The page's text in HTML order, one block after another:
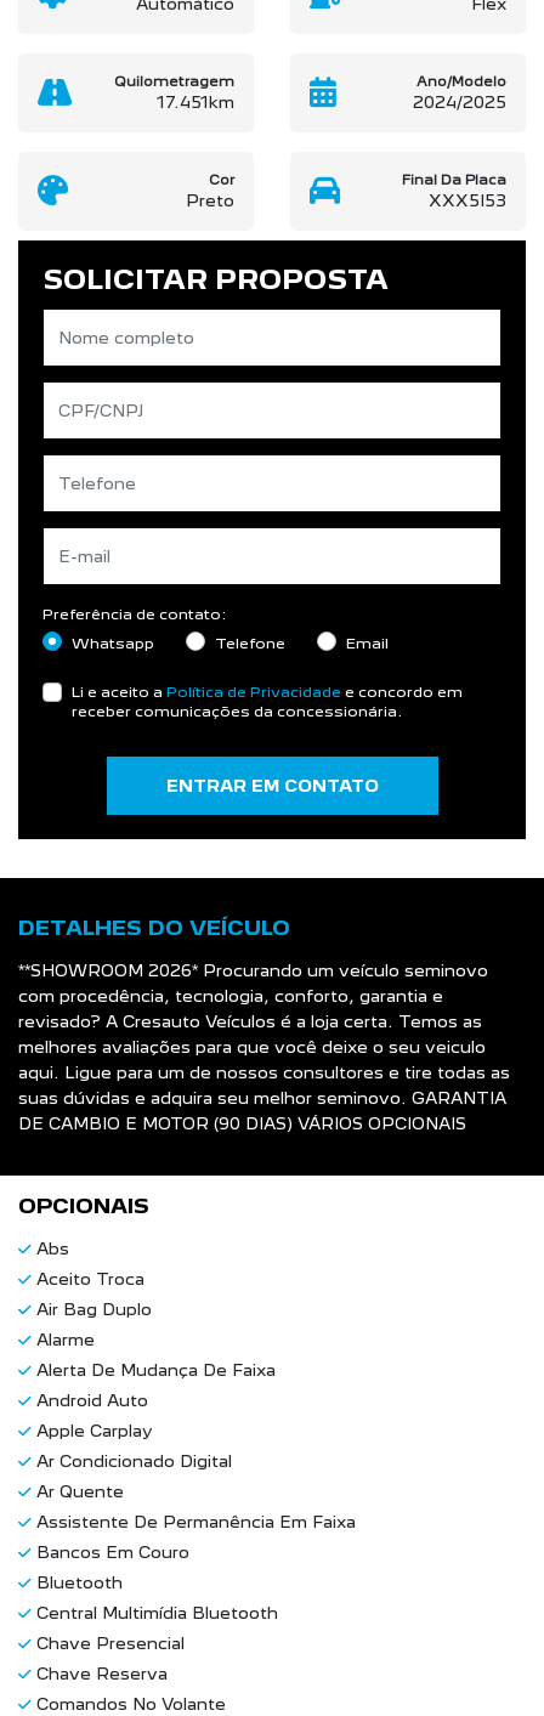
Automático Flex
Quilometragem
17.451km
Ano/Modelo
2024/2025
Cor
Preto
Final Da Placa
XXX5I53
SOLICITAR PROPOSTA
Preferência de contato:
Whatsapp
Telefone Email
Li e aceito a Política de Privacidade e concordo em
receber comunicações da concessionária.
ENTRAR EM CONTATO
DETALHES DO VEÍCULO
**SHOWROOM 2026* Procurando um veículo seminovo
com procedência, tecnologia, conforto, garantia e
revisado? A Cresauto Veículos é a loja certa. Temos as
melhores avaliações para que você deixe o seu veiculo
aqui. Ligue para um de nossos consultores e tire todas as
suas dúvidas e adquira seu melhor seminovo. GARANTIA
DE CAMBIO E MOTOR (90 DIAS) VÁRIOS OPCIONAIS
OPCIONAIS
Abs
Aceito Troca
Air Bag Duplo
Alarme
Alerta De Mudança De Faixa
Android Auto
Apple Carplay
Ar Condicionado Digital
Ar Quente
Assistente De Permanência Em Faixa
Bancos Em Couro
Bluetooth
Central Multimídia Bluetooth
Chave Presencial
Chave Reserva
Comandos No Volante